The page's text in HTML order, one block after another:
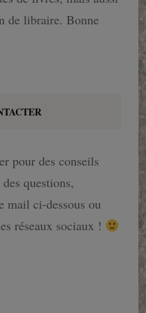
de libraire. Bonne
pour des conseils
questions,
mail ci-dessous ou
réseaux sociaux !